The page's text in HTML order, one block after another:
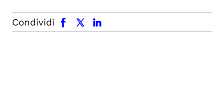
Condividi
facebook x.com linkedin